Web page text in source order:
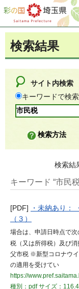
彩の国 埼玉県
検索結果
サイト内検索
キーワードで検索
検索方法
検索結
キーワード “市民
[PDF]
・未納あり：
（３）
場合は、申請日時点で
税（又は所得税）及び
父市税 ※新型コロナウ
の適用を受けてい
https://
種別：pdfサイズ：